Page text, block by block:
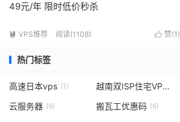
49元/年 限时低价秒杀
 赞(1 )
 VPS推荐 阅读(1108)
热门标签
高速日本vps (1) 越南双ISP住宅VPS
云服务器 (9) 搬瓦工优惠码 (6)